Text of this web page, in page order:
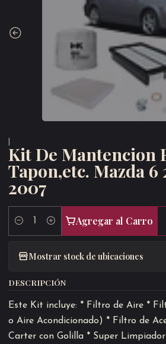
Kit De Mantencion
Tapon,etc. Mazda 6
2007
Cantidad
Agregar al Carro
Mostrar stock de ubicaciones
DESCRIPCIÓN
Este Kit incluye: * Filtro de Aire *
o Aire Acondicionado) * Filtro de
Carter con Golilla * Super